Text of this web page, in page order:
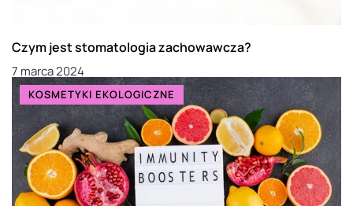
Czym jest stomatologia zachowawcza?
7 marca 2024
KOSMETYKI EKOLOGICZNE